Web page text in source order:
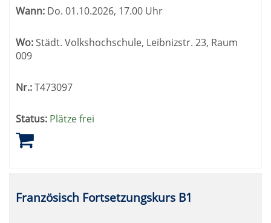
Wann: Do. 01.10.2026, 17.00 Uhr
Wo:Städt. Volkshochschule, Leibnizstr. 23, Raum
009
Nr.:T473097
Status: Plätze frei
Französisch Fortsetzungskurs B1